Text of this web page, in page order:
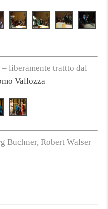
liberamente trattto dal
Vallozza
Buchner, Robert Walser